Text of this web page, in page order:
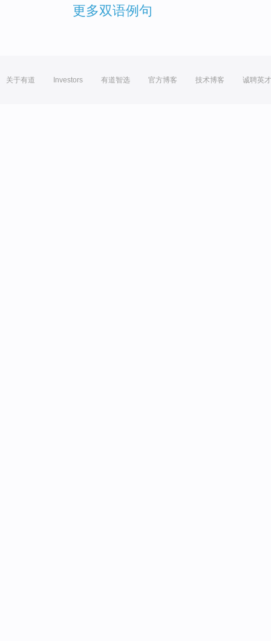
更多双语例句
关于有道 Investors 有道智选 官方博客 技术博客 诚聘英才